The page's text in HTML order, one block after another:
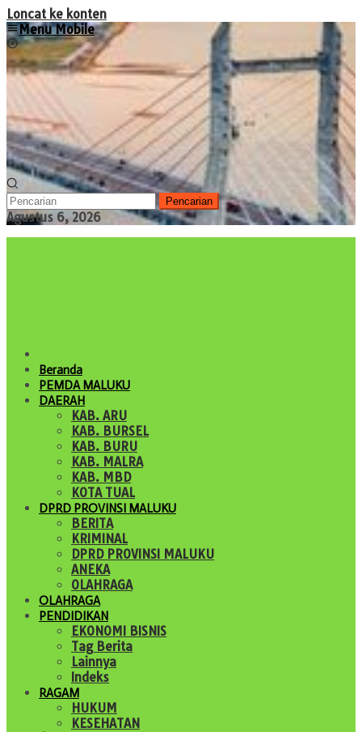
Loncat ke konten
Menu Mobile
Pencarian
Agustus 6, 2026
Beranda
PEMDA MALUKU
DAERAH
KAB. ARU
KAB. BURSEL
KAB. BURU
KAB. MALRA
KAB. MBD
KOTA TUAL
DPRD PROVINSI MALUKU
BERITA
KRIMINAL
DPRD PROVINSI MALUKU
ANEKA
OLAHRAGA
OLAHRAGA
PENDIDIKAN
EKONOMI BISNIS
Tag Berita
Lainnya
Indeks
RAGAM
HUKUM
KESEHATAN